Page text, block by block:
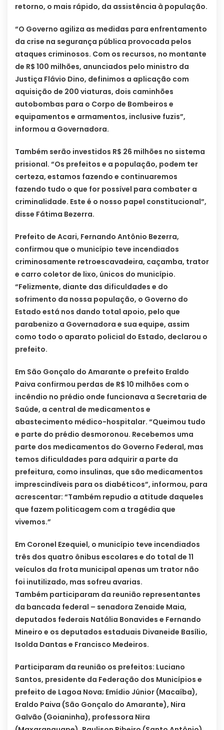
retorno, o mais rápido, da assistência à população.
“O Governo agiliza as medidas para enfrentamento
da crise na segurança pública provocada pelos
ataques criminosos. Com os recursos, no montante
de R$ 100 milhões, anunciados pelo ministro da
Justiça Flávio Dino, definimos a aplicação com
aquisição de 200 viaturas, dois caminhões
autobombas para o Corpo de Bombeiros e
equipamentos e armamentos, inclusive fuzis”,
informou a Governadora.
Também serão investidos R$ 26 milhões no sistema
prisional. “Os prefeitos e a população, podem ter
certeza, estamos fazendo e continuaremos
fazendo tudo o que for possível para combater a
criminalidade. Este é o nosso papel constitucional”,
disse Fátima Bezerra.
Prefeito de Acari, Fernando Antônio Bezerra,
confirmou que o município teve incendiados
criminosamente retroescavadeira, caçamba, trator
e carro coletor de lixo, únicos do município.
“Felizmente, diante das dificuldades e do
sofrimento da nossa população, o Governo do
Estado está nos dando total apoio, pelo que
parabenizo a Governadora e sua equipe, assim
como todo o aparato policial do Estado, declarou o
prefeito.
Em São Gonçalo do Amarante o prefeito Eraldo
Paiva confirmou perdas de R$ 10 milhões com o
incêndio no prédio onde funcionava a Secretaria de
Saúde, a central de medicamentos e
abastecimento médico-hospitalar. “Queimou tudo
e parte do prédio desmoronou. Recebemos uma
parte dos medicamentos do Governo Federal, mas
temos dificuldades para adquirir a parte da
prefeitura, como insulinas, que são medicamentos
imprescindíveis para os diabéticos”, informou, para
acrescentar: “Também repudio a atitude daqueles
que fazem politicagem com a tragédia que
vivemos.”
Em Coronel Ezequiel, o município teve incendiados
três dos quatro ônibus escolares e do total de 11
veículos da frota municipal apenas um trator não
foi inutilizado, mas sofreu avarias.
Também participaram da reunião representantes
da bancada federal – senadora Zenaide Maia,
deputados federais Natália Bonavides e Fernando
Mineiro e os deputados estaduais Divaneide Basílio,
Isolda Dantas e Francisco Medeiros.
Participaram da reunião os prefeitos: Luciano
Santos, presidente da Federação dos Municípios e
prefeito de Lagoa Nova; Emídio Júnior (Macaíba),
Eraldo Paiva (São Gonçalo do Amarante), Nira
Galvão (Goianinha), professora Nira